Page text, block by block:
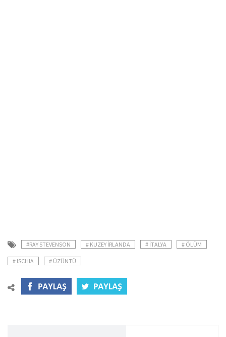
#RAY STEVENSON # KUZEY İRLANDA # İTALYA # ÖLÜM
# ISCHIA # ÜZÜNTÜ